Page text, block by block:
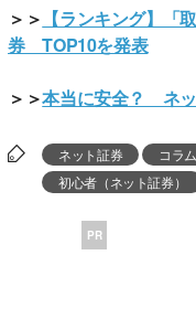
＞＞ 【ランキング】「
券 TOP10を発表
＞＞本当に安全？ ネ
ネット証券 コラ
初心者（ネット証券）
PR